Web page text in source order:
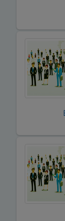
Kozmetik
Kuaför
Kuran
Kurs
Kuyumcular
Maden
Manavlar